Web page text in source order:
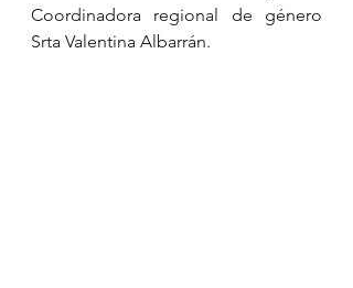
Coordinadora regional de género
Srta Valentina Albarrán.